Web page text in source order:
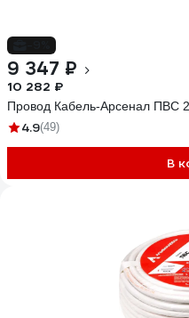
9 347 ₽
10 282 ₽
Провод Кабель-Арсенал ПВС
4.9(49)
В